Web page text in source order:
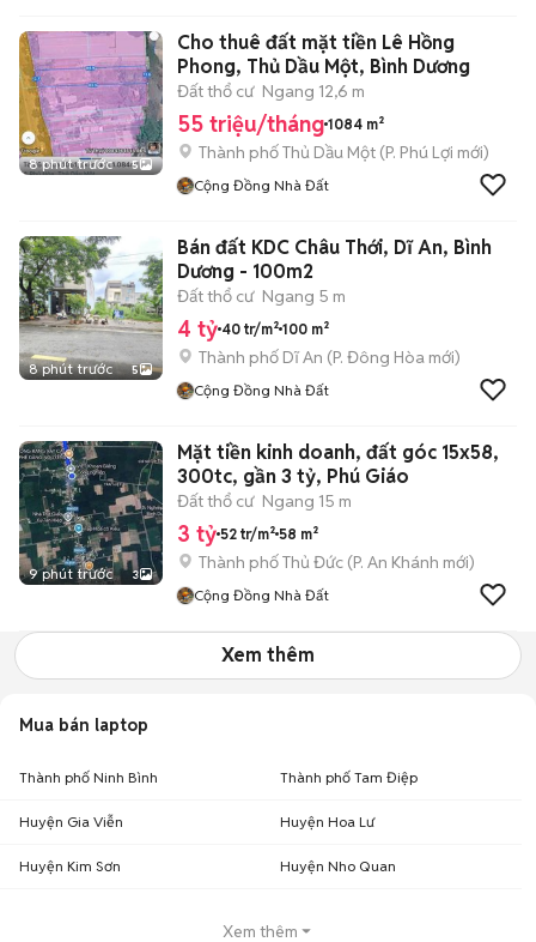
8 phút trước 5
Cho thuê đất mặt tiền Lê Hồng
Phong, Thủ Dầu Một, Bình Dương
Đất thổ cư Ngang 12,6 m
55 triệu/tháng 1084 m²
Thành phố Thủ Dầu Một (P. Phú Lợi mới)
Cộng Đồng Nhà Đất
8 phút trước 5
Bán đất KDC Châu Thới, Dĩ An, Bình
Dương - 100m2
Đất thổ cư Ngang 5 m
4 tỷ 40 tr/m² 100 m²
Thành phố Dĩ An (P. Đông Hòa mới)
Cộng Đồng Nhà Đất
9 phút trước 3
Mặt tiền kinh doanh, đất góc 15x58,
300tc, gần 3 tỷ, Phú Giáo
Đất thổ cư Ngang 15 m
3 tỷ 52 tr/m² 58 m²
Thành phố Thủ Đức (P. An Khánh mới)
Cộng Đồng Nhà Đất
Xem thêm
Mua bán laptop
Thành phố Ninh Bình Thành phố Tam Điệp
Huyện Gia Viễn Huyện Hoa Lư
Huyện Kim Sơn Huyện Nho Quan
Xem thêm